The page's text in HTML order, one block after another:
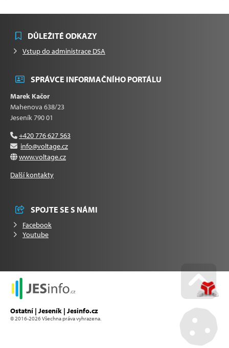
DŮLEŽITÉ ODKAZY
Vstup do administrace DSA
SPRÁVCE INFORMAČNÍHO PORTÁLU
Marek Kačor
Mahenova 638/23
Jeseník 790 01
+420 776 627 563
info@voltage.cz
www.voltage.cz
Další kontakty
SPOJTE SE S NÁMI
Facebook
Youtube
Ostatní | Jeseník | Jesinfo.cz
© 2016-2026 Všechna práva vyhrazena.
Go